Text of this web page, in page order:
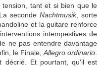
tension, tant et si bien que le
seconde Nachtmusik, sorte
et la guitare renforce
intempestives de
ne pas entendre davantage
le Finale, Allegro ordinario
décrié. Et pourtant, qu'il est